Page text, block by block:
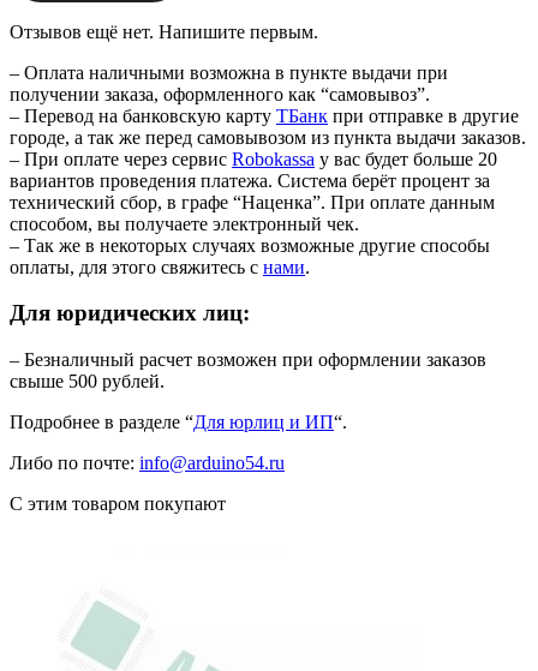
Отзывов ещё нет. Напишите первым.
– Оплата наличными возможна в пункте выдачи при
получении заказа, оформленного как “самовывоз”.
– Перевод на банковскую карту TБанк при отправке в другие
городе, а так же перед самовывозом из пункта выдачи заказов.
– При оплате через сервис Robokassa у вас будет больше 20
вариантов проведения платежа. Система берёт процент за
технический сбор, в графе “Наценка”. При оплате данным
способом, вы получаете электронный чек.
– Так же в некоторых случаях возможные другие способы
оплаты, для этого свяжитесь с нами.
Для юридических лиц:
– Безналичный расчет возможен при оформлении заказов
свыше 500 рублей.
Подробнее в разделе “Для юрлиц и ИП“.
Либо по почте: info@arduino54.ru
С этим товаром покупают